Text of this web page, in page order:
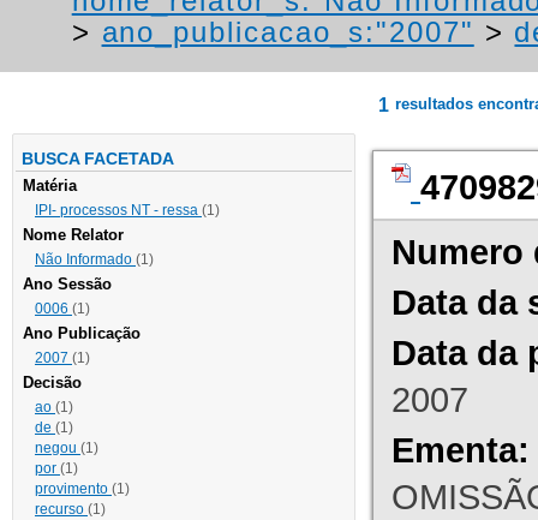
> ano_publicacao_s:"2007" >
BUSCA FACETADA
Matéria
IPI- processos NT - ressa (1)
Nome Relator
Não Informado (1)
Ano Sessão
0006 (1)
Ano Publicação
2007 (1)
Decisão
ao (1)
de (1)
negou (1)
por (1)
provimento (1)
recurso (1)
1 resultados
Numero
Data da
Data da
2007
Ementa: